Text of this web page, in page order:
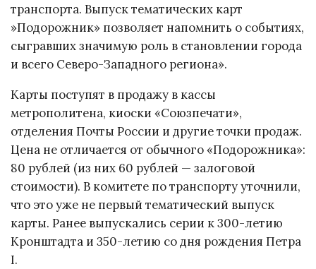
транспорта. Выпуск тематических карт
»Подорожник» позволяет напомнить о событиях,
сыгравших значимую роль в становлении города
и всего Северо-Западного региона».
Карты поступят в продажу в кассы
метрополитена, киоски «Союзпечати»,
отделения Почты России и другие точки продаж.
Цена не отличается от обычного «Подорожника»:
80 рублей (из них 60 рублей — залоговой
стоимости). В комитете по транспорту уточнили,
что это уже не первый тематический выпуск
карты. Ранее выпускались серии к 300-летию
Кронштадта и 350-летию со дня рождения Петра
I.